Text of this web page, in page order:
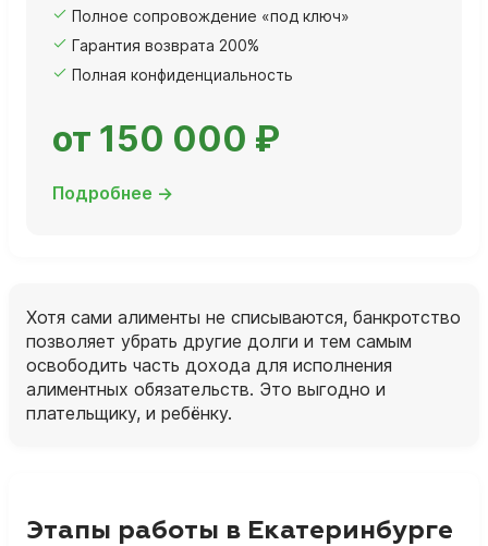
Полное сопровождение «под ключ»
Гарантия возврата 200%
Полная конфиденциальность
от 150 000 ₽
Подробнее →
Хотя сами алименты не списываются, банкротство
позволяет убрать другие долги и тем самым
освободить часть дохода для исполнения
алиментных обязательств. Это выгодно и
плательщику, и ребёнку.
Этапы работы в Екатеринбурге